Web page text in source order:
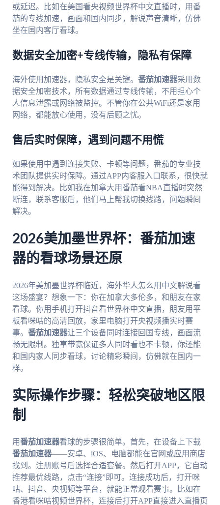
或延迟。比如在美国看央视频世界杯中文直播时，用番
茄的专线加速，画面和国内同步，解说声音清晰，仿佛
坐在国内客厅看球。
数据安全加密+专线传输，隐私有保障
海外使用加速器，隐私安全是关键。 番茄加速器采用数
据安全加密技术，所有数据通过专线传输，不用担心个
人信息泄露或网络被监控。不管你在公共WiFi还是家用
网络，都能放心使用，没有后顾之忧。
售后实时保障，遇到问题不用慌
如果使用中遇到连接失败、卡顿等问题，番茄的专业技
术团队提供实时保障。通过APP内客服入口联系，很快就
能得到解决。比如我在加拿大用番茄看NBA直播时突然
断连，联系客服后，他们马上帮我切换线路，问题瞬间
解决。
2026美加墨世界杯：番茄加速
器的看球场景还原
2026年美加墨世界杯临近，海外华人怎么用中文解说看
这场盛宴？想象一下：你在加拿大多伦多，和朋友在家
看球。你用手机打开抖音看世界杯中文直播，朋友用平
板看咪咕的高清回放，家里电脑打开央视频播实时赛
事。 番茄加速器让三个设备同时连接回国专线，画面流
畅无限制。独享带宽保证多人同时看也不卡顿，你还能
和国内家人同步看球，讨论精彩瞬间，仿佛就在国内一
样。
实际操作步骤：轻松突破地区限
制
用番茄加速器看球的步骤很简单。首先，在设备上下载
番茄加速器——安卓、iOS、电脑都能在官网或应用商店
找到。注册账号后选择合适套餐。然后打开APP，它自动
推荐最优线路，点击“连接”即可。连接成功后，打开咪
咕、抖音、央视频等平台，就能正常观看赛事。比如在
香港看咪咕视频世界杯，连接后打开APP直接进入直播页